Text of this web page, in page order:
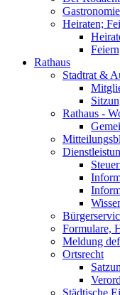
Gastronomie
Heiraten;
Rathaus
Stadtrat &
Rathaus -
Formulare,
Meldung
Ortsrecht
Städtische